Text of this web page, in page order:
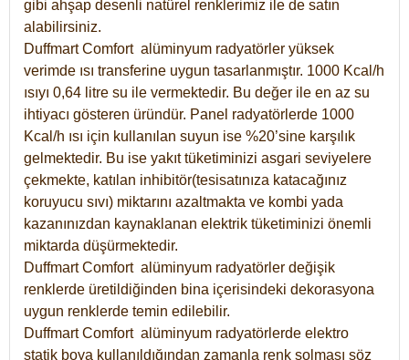
gibi ahşap desenli natürel renklerimiz ile de satın
alabilirsiniz.
Duffmart Comfort alüminyum radyatörler yüksek
verimde ısı transferine uygun tasarlanmıştır. 1000 Kcal/h
ısıyı 0,64 litre su ile vermektedir. Bu değer ile en az su
ihtiyacı gösteren üründür. Panel radyatörlerde 1000
Kcal/h ısı için kullanılan suyun ise %20’sine karşılık
gelmektedir. Bu ise yakıt tüketiminizi asgari seviyelere
çekmekte, katılan inhibitör(tesisatınıza katacağınız
koruyucu sıvı) miktarını azaltmakta ve kombi yada
kazanınızdan kaynaklanan elektrik tüketiminizi önemli
miktarda düşürmektedir.
Duffmart Comfort alüminyum radyatörler değişik
renklerde üretildiğinden bina içerisindeki dekorasyona
uygun renklerde temin edilebilir.
DuffmartComfort alüminyum radyatörlerde elektro
statik boya kullanıldığından zamanla renk solması söz